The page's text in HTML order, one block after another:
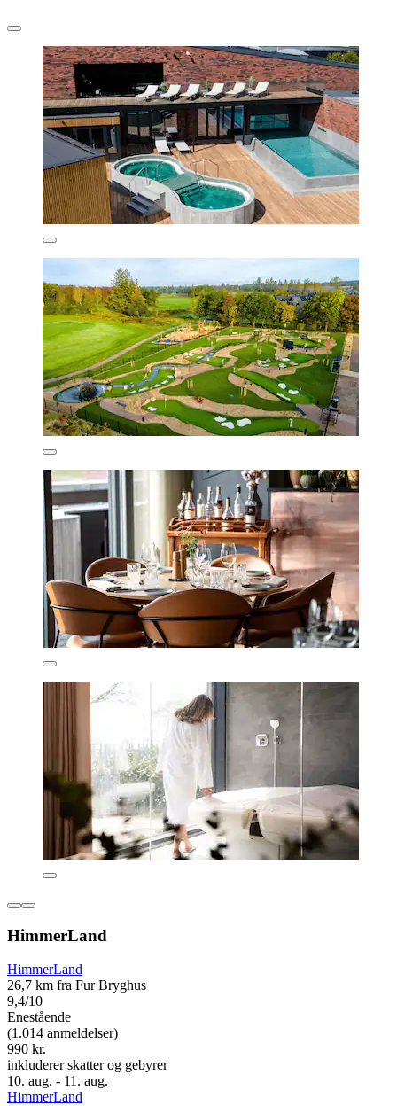
HimmerLand
HimmerLand
26,7 km fra Fur Bryghus
9,4/10
Enestående
(1.014 anmeldelser)
990 kr.
inkluderer skatter og gebyrer
10. aug. - 11. aug.
HimmerLand